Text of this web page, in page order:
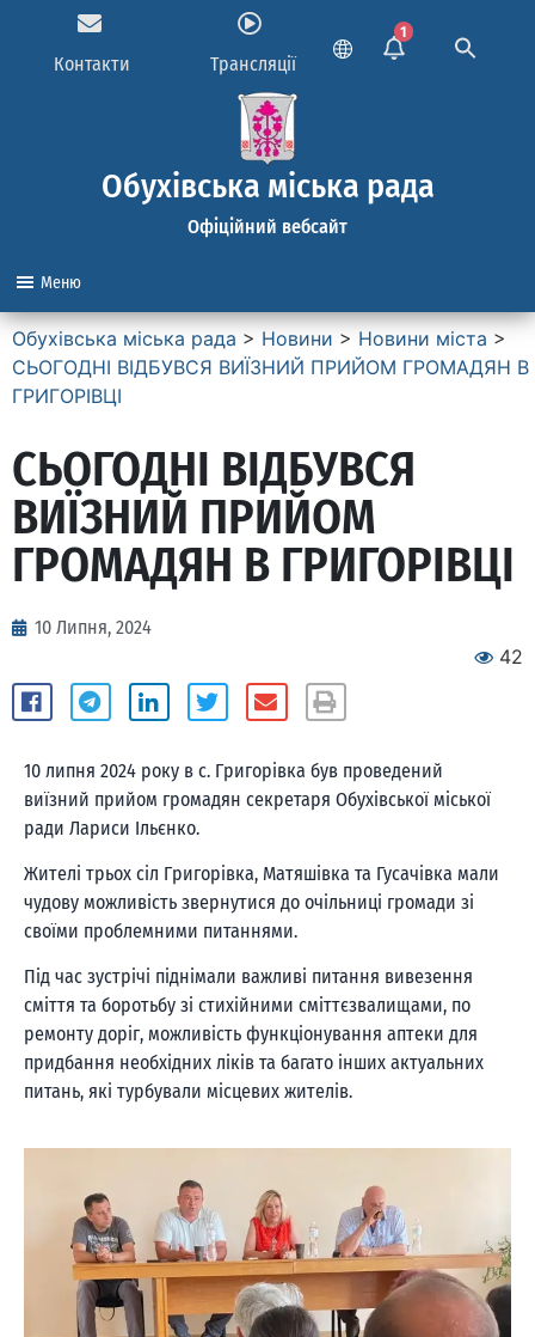
Контакти Трансляції
1
Обухівська міська рада
Офіційний вебсайт
Меню
Обухівська міська рада > Новини > Новини міста >
СЬОГОДНІ ВІДБУВСЯ ВИЇЗНИЙ ПРИЙОМ ГРОМАДЯН В
ГРИГОРІВЦІ
СЬОГОДНІ ВІДБУВСЯ
ВИЇЗНИЙ ПРИЙОМ
ГРОМАДЯН В ГРИГОРІВЦІ
10 Липня, 2024
42
10 липня 2024 року в с. Григорівка був проведений
виїзний прийом громадян секретаря Обухівської міської
ради Лариси Ільєнко.
Жителі трьох сіл Григорівка, Матяшівка та Гусачівка мали
чудову можливість звернутися до очільниці громади зі
своїми проблемними питаннями.
Під час зустрічі піднімали важливі питання вивезення
сміття та боротьбу зі стихійними сміттєзвалищами, по
ремонту доріг, можливість функціонування аптеки для
придбання необхідних ліків та багато інших актуальних
питань, які турбували місцевих жителів.